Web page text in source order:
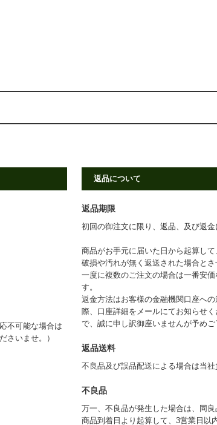
不可能な場合は
さいませ。）
返品について
返品期限
初回の御注文に限り、返品、及び返
商品がお手元に届いた日から起算し
破損や汚れが無く返送された場合とさ
一度に複数のご注文の場合は一番安
す。
返金方法はお客様の金融機関口座へ
際、口座詳細をメールにてお知らせ
で、誠に申し訳御座いませんが予めご
返品送料
不良品及び誤品配送による場合は当
不良品
万一、不良品が発生した場合は、同良
商品到着日より起算して、3営業日以